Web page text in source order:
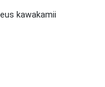
kawakamii